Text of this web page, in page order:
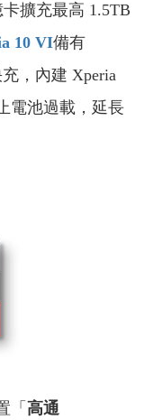
擴充最高 1.5TB
10 VI備有
，內建 Xperia
電池過載，延長
「 高通